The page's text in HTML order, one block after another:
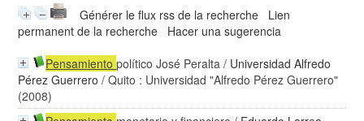
Générer le flux rss de la recherche
Lien
permanent de la recherche
Hacer una sugerencia
Pensamientopolítico José Peralta / Universidad Alfredo
Pérez Guerrero / Quito : Universidad "Alfredo Pérez Guerrero"
(2008)